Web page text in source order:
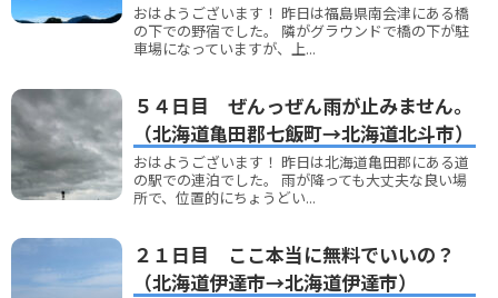
おはようございます！ 昨日は福島県南会津にある橋
の下での野宿でした。 隣がグラウンドで橋の下が駐
車場になっていますが、上...
５４日目 ぜんっぜん雨が止みません。
（北海道亀田郡七飯町→北海道北斗市）
おはようございます！ 昨日は北海道亀田郡にある道
の駅での連泊でした。 雨が降っても大丈夫な良い場
所で、位置的にちょうどい...
２１日目 ここ本当に無料でいいの？
（北海道伊達市→北海道伊達市）